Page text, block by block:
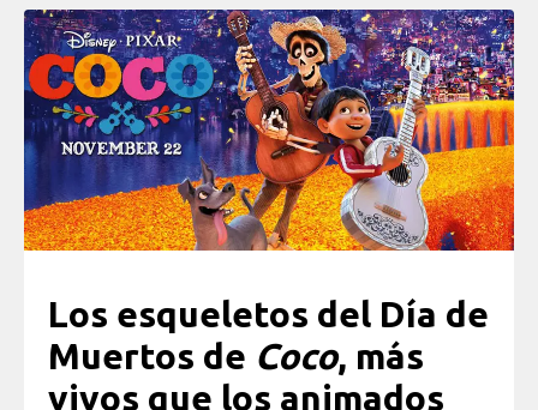
Los esqueletos del Día de
Muertos de Coco, más
vivos que los animados